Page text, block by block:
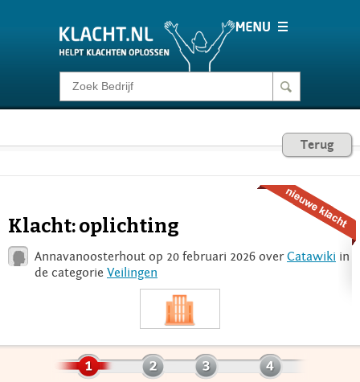
Klacht melden
Consumentenrecht Terug
Klacht: oplichting
Annavanoosterhout op 20 februari 2026 overCatawiki in
de categorie Veilingen